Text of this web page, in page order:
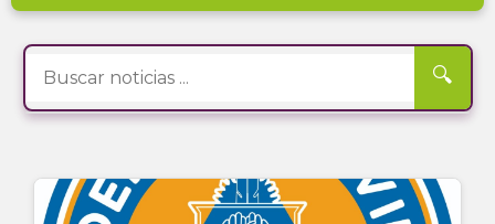
🔍